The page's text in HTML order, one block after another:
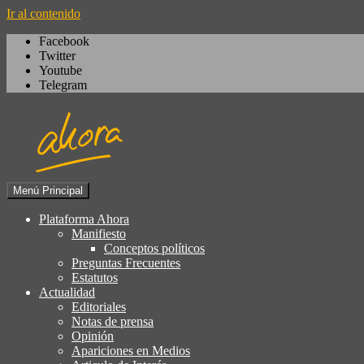
Ir al contenido
Facebook
Twitter
Youtube
Telegram
Plataforma Ahora
Menú Principal
Plataforma Ahora
Manifiesto
Conceptos políticos
Preguntas Frecuentes
Estatutos
Actualidad
Editoriales
Notas de prensa
Opinión
Apariciones en Medios